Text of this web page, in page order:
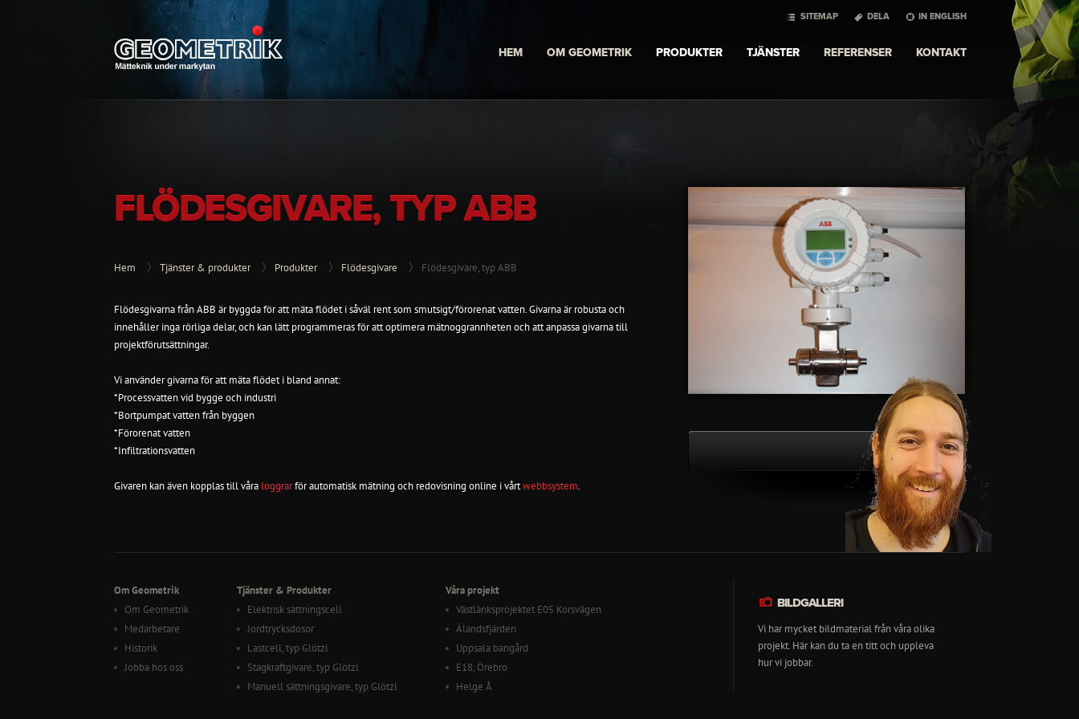
SITEMAP DELA IN ENGLISH
HEM OM GEOMETRIK PRODUKTER TJÄNSTER REFERENSER KONTAKT
FLÖDESGIVARE, TYP ABB
Hem Tjänster & produkter Produkter Flödesgivare Flödesgivare, typ ABB
Flödesgivarna från ABB är byggda för att mäta flödet i såväl rent som smutsigt/förorenat vatten. Givarna är robusta och
innehåller inga rörliga delar, och kan lätt programmeras för att optimera mätnoggrannheten och att anpassa givarna till
projektförutsättningar.
Vi använder givarna för att mäta flödet i bland annat:
*Processvatten vid bygge och industri
*Bortpumpat vatten från byggen
*Förorenat vatten
*Infiltrationsvatten
Givaren kan även kopplas till våra loggrarför automatisk mätning och redovisning online i vårtwebbsystem.
Om Geometrik
Om Geometrik
Medarbetare
Historik
Jobba hos oss
Tjänster & Produkter
Elektrisk sättningscell
Jordtrycksdosor
Lastcell, typ Glötzl
Stagkraftgivare, typ Glötzl
Manuell sättningsgivare, typ Glötzl
Våra projekt
Västlänksprojektet E05 Korsvägen
Älandsfjärden
Uppsala bangård
E18, Örebro
Helge Å
BILDGALLERI
Vi har mycket bildmaterial från våra olika
projekt. Här kan du ta en titt och uppleva
hur vi jobbar.